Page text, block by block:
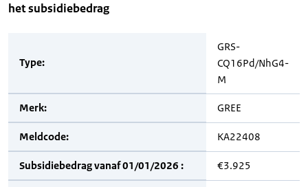
het subsidiebedrag
Type:
GRS-
CQ16Pd/NhG4-
M
Merk: GREE
Meldcode: KA22408
Subsidiebedrag vanaf 01/01/2026 : €3.925